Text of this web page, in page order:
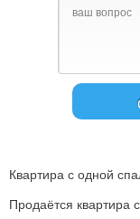
Квартира с одной
Продаётся квартира